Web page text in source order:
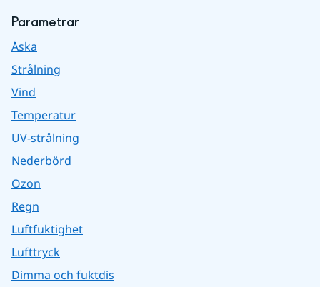
Parametrar
Åska
Strålning
Vind
Temperatur
UV-strålning
Nederbörd
Ozon
Regn
Luftfuktighet
Lufttryck
Dimma och fuktdis